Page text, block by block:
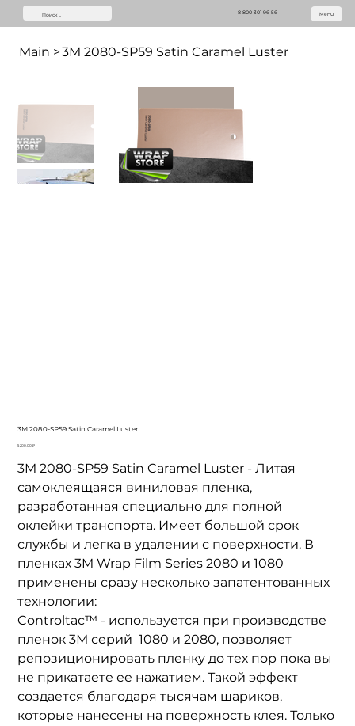
8 800 301 96 56 Menu
Main >3M 2080-SP59 Satin Caramel Luster
3M 2080-SP59 Satin Caramel Luster
Цена
5 200,00 ₽
3M 2080-SP59 Satin Caramel Luster - Литая
самоклеящаяся виниловая пленка,
разработанная специально для полной
оклейки транспорта. Имеет большой срок
службы и легка в удалении с поверхности. В
пленках 3MWrap Film Series 2080 и 1080
применены сразу несколько запатентованных
технологии:
Controltac™ - используется при производстве
пленок 3М серий 1080 и 2080, позволяет
репозиционировать пленку до тех пор пока вы
не прикатаете ее нажатием. Такой эффект
создается благодаря тысячам шариков,
которые нанесены на поверхность клея. Только